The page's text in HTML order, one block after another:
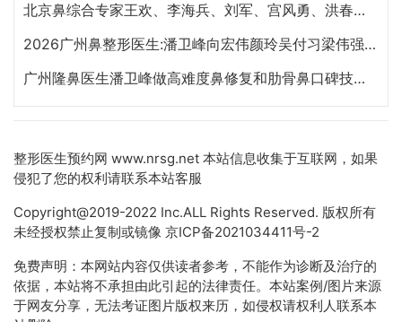
北京鼻综合专家王欢、李海兵、刘军、宫风勇、洪春、夏正义、郝斌谁做隆鼻最好？
2026广州鼻整形医生:潘卫峰向宏伟颜玲吴付习梁伟强谁隆鼻技术更好？
广州隆鼻医生潘卫峰做高难度鼻修复和肋骨鼻口碑技术怎么样?
整形医生预约网 www.nrsg.net 本站信息收集于互联网，如果
侵犯了您的权利请联系本站客服
Copyright@2019-2022 Inc.ALL Rights Reserved. 版权所有
未经授权禁止复制或镜像 京ICP备2021034411号-2
免费声明：本网站内容仅供读者参考，不能作为诊断及治疗的
依据，本站将不承担由此引起的法律责任。本站案例/图片来源
于网友分享，无法考证图片版权来历，如侵权请权利人联系本